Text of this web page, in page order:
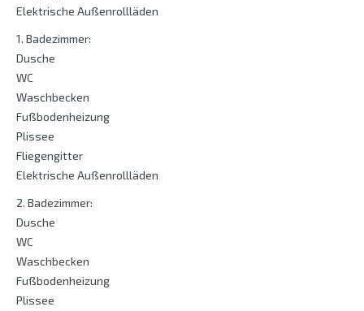
Elektrische Außenrollläden
1. Badezimmer:
Dusche
WC
Waschbecken
Fußbodenheizung
Plissee
Fliegengitter
Elektrische Außenrollläden
2. Badezimmer:
Dusche
WC
Waschbecken
Fußbodenheizung
Plissee